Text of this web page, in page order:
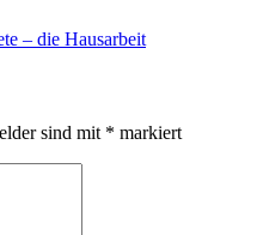
– die Hausarbeit
sind mit * markiert